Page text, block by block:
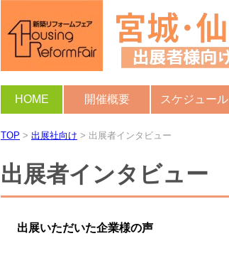
HOME 開催概要 スケジュール
TOP > 出展社向け > 出展者インタビュー
出展者インタビュー
出展いただいた企業様の声